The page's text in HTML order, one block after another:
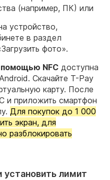
(например, ПК) или
устройство,
в раздел
фото».
помощью NFC доступна
Скачайте Т-Pay
карту. После
и приложить смартфон
Для покупок до 1 000
экран, для
разблокировать
установить лимит